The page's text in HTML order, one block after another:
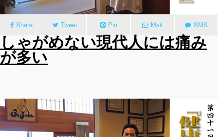
Share Tweet Pin Mail SMS
しゃがめない現代人には痛み
が多い